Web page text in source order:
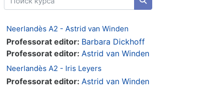
Поиск курса
Neerlandès A2 - Astrid van Winden
Professorat editor: Barbara Dickhoff
Professorat editor: Astrid van Winden
Neerlandès A2 - Iris Leyers
Professorat editor: Astrid van Winden